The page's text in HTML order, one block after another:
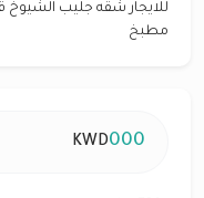
للايجار شقه جليب الشيوخ
مطبخ
000
KWD